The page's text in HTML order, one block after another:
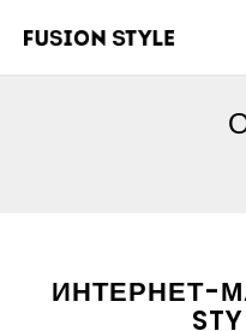
ИНТЕРНЕТ-